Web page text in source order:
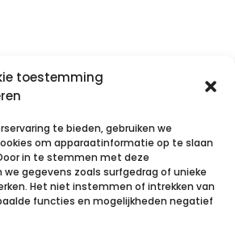
toestemming
te bieden, gebruiken we
om apparaatinformatie op te slaan
in te stemmen met deze
gegevens zoals surfgedrag of unieke
Het niet instemmen of intrekken van
functies en mogelijkheden negatief